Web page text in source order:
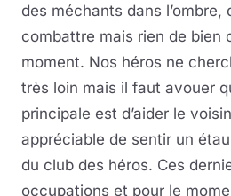
des méchants dans l’ombre,
combattre mais rien de bien
moment. Nos héros ne
très loin mais il faut avouer
principale est d’aider le
appréciable de sentir un
du club des héros. Ces
occupations et pour le